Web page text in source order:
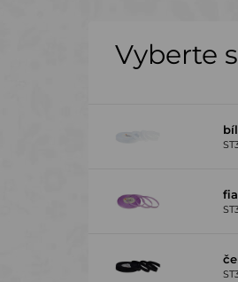
Vyberte